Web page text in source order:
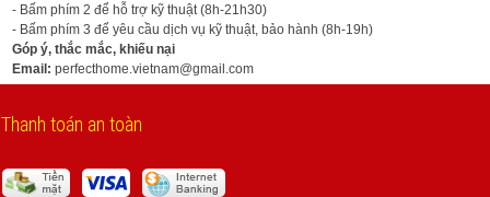
- Bấm phím 2 để hỗ trợ kỹ thuật (8h-21h30)
- Bấm phím 3 để yêu cầu dịch vụ kỹ thuật, bảo hành (8h-19h)
Góp ý, thắc mắc, khiếu nại
Email: perfecthome.vietnam@gmail.com
Thanh toán an toàn